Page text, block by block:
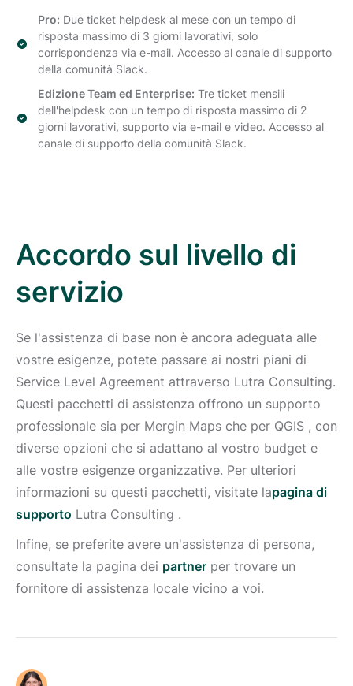
Pro: Due ticket helpdesk al mese con un tempo di
risposta massimo di 3 giorni lavorativi, solo
corrispondenza via e-mail. Accesso al canale di supporto
della comunità Slack.
Edizione Team ed Enterprise: Tre ticket mensili
dell'helpdesk con un tempo di risposta massimo di 2
giorni lavorativi, supporto via e-mail e video. Accesso al
canale di supporto della comunità Slack.
Accordo sul livello di
servizio
Se l'assistenza di base non è ancora adeguata alle
vostre esigenze, potete passare ai nostri piani di
Service Level Agreement attraverso Lutra Consulting.
Questi pacchetti di assistenza offrono un supporto
professionale sia per Mergin Maps che per QGIS , con
diverse opzioni che si adattano al vostro budget e
alle vostre esigenze organizzative. Per ulteriori
informazioni su questi pacchetti, visitate lapagina di
supporto Lutra Consulting .
Infine, se preferite avere un'assistenza di persona,
consultate la pagina dei partner per trovare un
fornitore di assistenza locale vicino a voi.